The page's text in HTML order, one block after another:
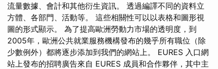
流量數據、會計和其他衍生資訊。 透過編譯不同的資料立
方體、各部門、活動等。 這些相關性可以以表格和圖形視
圖的形式顯示。 為了提高歐洲勞動力市場的透明度，到
2005年，歐洲公共就業服務機構發布的幾乎所有職位（除
少數例外）都將逐步添加到我們的網站上。 EURES 入口網
站上發布的招聘廣告來自 EURES 成員和合作夥伴，其中主